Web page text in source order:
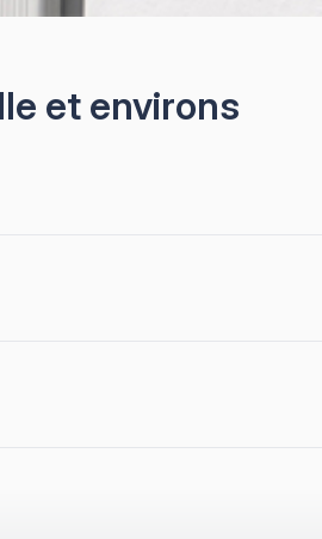
et environs